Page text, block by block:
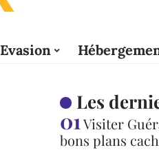
Evasion
Les
Visiter
bons plans